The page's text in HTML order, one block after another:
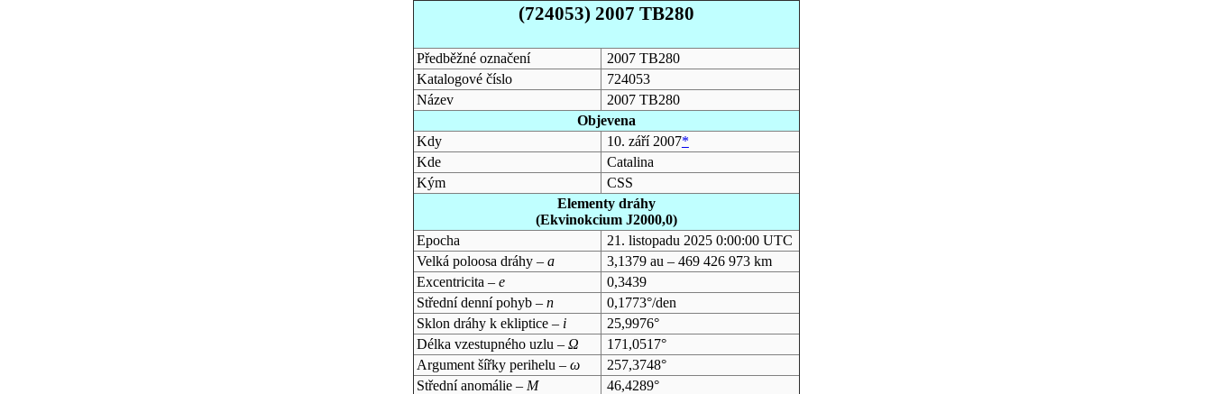
(724053) 2007 TB280
Předběžné označení
2007 TB280
Katalogové číslo
724053
Název
2007 TB280
Objevena
Kdy
10. září 2007*
Kde
Catalina
Kým
CSS
Elementy dráhy
(Ekvinokcium J2000,0)
Epocha
21. listopadu 2025 0:00:00 UTC
Velká poloosa dráhy – a
3,1379 au – 469 426 973 km
Excentricita – e
0,3439
Střední denní pohyb – n
0,1773°/den
Sklon dráhy k ekliptice – i
25,9976°
Délka vzestupného uzlu – Ω
171,0517°
Argument šířky perihelu – ω
257,3748°
Střední anomálie – M
46,4289°